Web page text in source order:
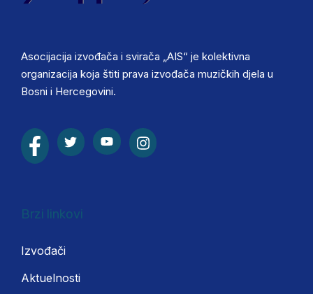
Asocijacija izvođača i svirača „AIS“ je kolektivna
organizacija koja štiti prava izvođača muzičkih djela u
Bosni i Hercegovini.
Brzi linkovi
Izvođači
Aktuelnosti